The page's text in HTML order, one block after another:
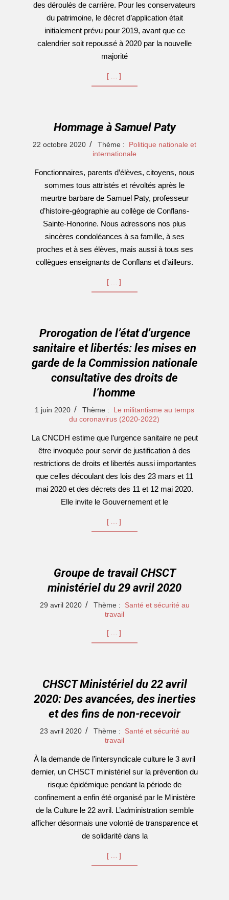
des déroulés de carrière. Pour les conservateurs
du patrimoine, le décret d’application était
initialement prévu pour 2019, avant que ce
calendrier soit repoussé à 2020 par la nouvelle
majorité
[…]
Hommage à Samuel Paty
2020-
22 octobre 2020 Thème :
Politique nationale et
internationale
Fonctionnaires, parents d’élèves, citoyens, nous
sommes tous attristés et révoltés après le
meurtre barbare de Samuel Paty, professeur
d’histoire-géographie au collège de Conflans-
Sainte-Honorine. Nous adressons nos plus
sincères condoléances à sa famille, à ses
proches et à ses élèves, mais aussi à tous ses
collègues enseignants de Conflans et d’ailleurs.
[…]
Prorogation de l’état d’urgence
sanitaire et libertés: les mises en
garde de la Commission nationale
consultative des droits de
l’homme
2020-
1 juin 2020 Thème :
Le militantisme au temps
du coronavirus (2020-2022)
La CNCDH estime que l’urgence sanitaire ne peut
être invoquée pour servir de justification à des
restrictions de droits et libertés aussi importantes
que celles découlant des lois des 23 mars et 11
mai 2020 et des décrets des 11 et 12 mai 2020.
Elle invite le Gouvernement et le
[…]
Groupe de travail CHSCT
ministériel du 29 avril 2020
2020-29 avril 2020 Thème :
Santé et sécurité au
travail
[…]
CHSCT Ministériel du 22 avril
2020: Des avancées, des inerties
et des fins de non-recevoir
2020-
23
23 avril 2020 Thème :
Santé et sécurité au
travail
À la demande de l’intersyndicale culture le 3 avril
dernier, un CHSCT ministériel sur la prévention du
risque épidémique pendant la période de
confinement a enfin été organisé par le Ministère
de la Culture le 22 avril. L’administration semble
afficher désormais une volonté de transparence et
de solidarité dans la
[…]